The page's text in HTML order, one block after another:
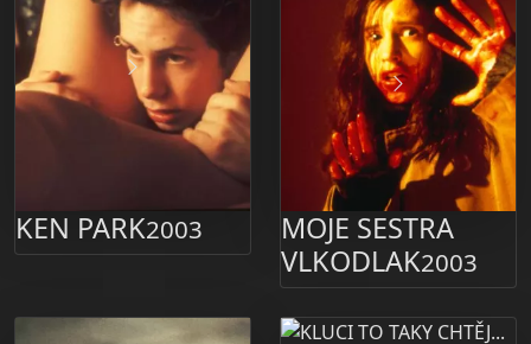
KEN PARK2003
MOJE SESTRA
VLKODLAK2003